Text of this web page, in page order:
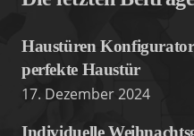
Haustüren
perfekte Haustür
17. Dezember 2024
Individuelle